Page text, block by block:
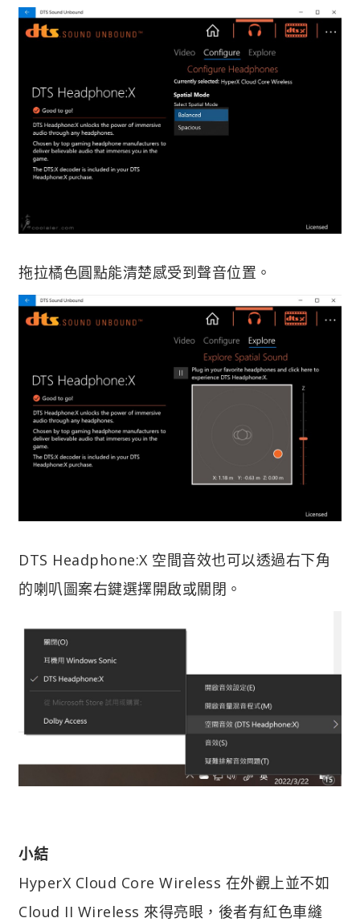
拖拉橘色圓點能清楚感受到聲音位置。
DTS Headphone:X 空間音效也可以透過右下角
的喇叭圖案右鍵選擇開啟或關閉。
小結
HyperX Cloud Core Wireless 在外觀上並不如
Cloud II Wireless 來得亮眼，後者有紅色車縫